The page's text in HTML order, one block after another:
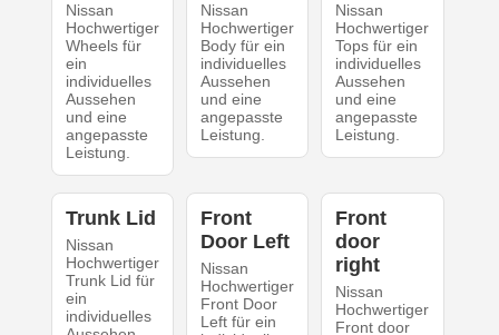
Nissan
Hochwertiger
Wheels für
ein
individuelles
Aussehen
und eine
angepasste
Leistung.
Nissan
Hochwertiger
Body für ein
individuelles
Aussehen
und eine
angepasste
Leistung.
Nissan
Hochwertiger
Tops für ein
individuelles
Aussehen
und eine
angepasste
Leistung.
Trunk Lid
Nissan
Hochwertiger
Trunk Lid für
ein
individuelles
Front
Door Left
Nissan
Hochwertiger
Front Door
Left für ein
Front
door
right
Nissan
Hochwertiger
Front door